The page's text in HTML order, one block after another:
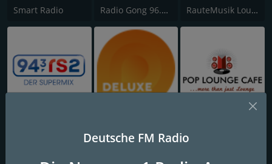
Smart Radio Radio Gong 96.3 - Relaxed RauteMusik Lounge
Deutsche FM Radio